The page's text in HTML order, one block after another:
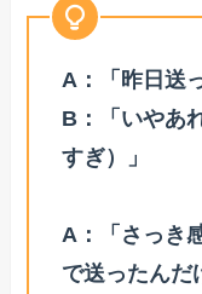
A：「昨日送
B：「いやあ
すぎ）」
A：「さっき
で送ったんだ